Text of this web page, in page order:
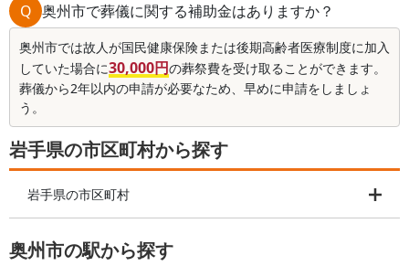
Q 奥州市で葬儀に関する補助金はありますか？
奥州市では故人が国民健康保険または後期高齢者医療制度に加入
していた場合に30,000円の葬祭費を受け取ることができます。
葬儀から2年以内の申請が必要なため、早めに申請をしましょ
う。
岩手県の市区町村から探す
岩手県の市区町村
奥州市の駅から探す